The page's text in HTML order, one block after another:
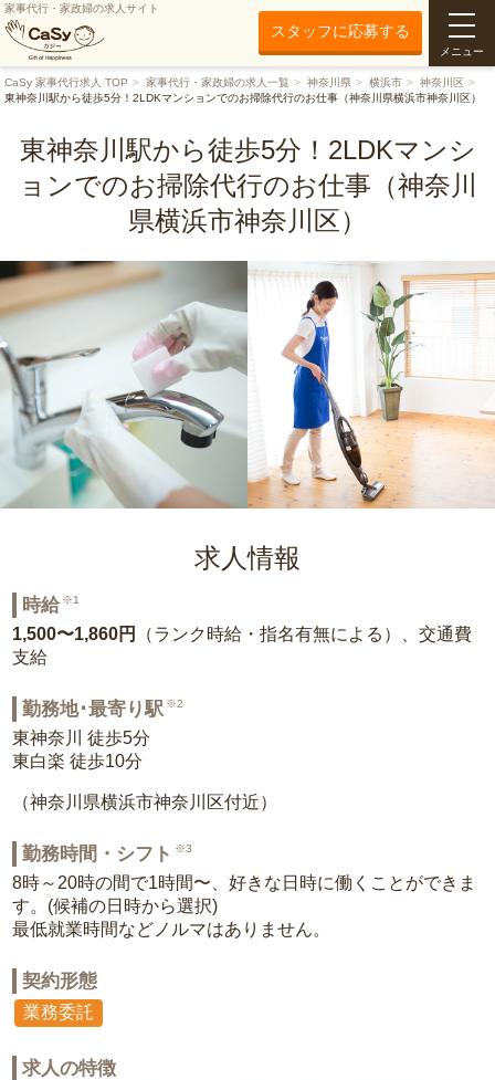
家事代行・家政婦の求人サイト
スタッフに応募する
メニュー
CaSy 家事代行求人 TOP 家事代行・家政婦の求人一覧 神奈川県 横浜市
神奈川区
東神奈川駅から徒歩5分！2LDKマンションでのお掃除代行のお仕事（神奈川県横浜市神奈川区）
東神奈川駅から徒歩5分！2LDKマンシ
ョンでのお掃除代行のお仕事（神奈川
県横浜市神奈川区）
求人情報
時給 ※1
1,500〜1,860円
（ランク時給・指名有無による）、交通費
支給
勤務地･最寄り駅 ※2
東神奈川 徒歩5分
東白楽 徒歩10分
（神奈川県横浜市神奈川区付近）
勤務時間・シフト ※3
8時～20時の間で1時間〜、好きな日時に働くことができま
す。(候補の日時から選択)
最低就業時間などノルマはありません。
契約形態
業務委託
求人の特徴